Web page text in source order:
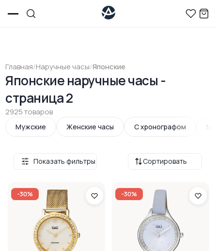
Главная/Наручные часы/Японские
Японские наручные часы -
страница 2
2925 товаров
Мужские Женские часы С хронографом
Сортировать
Показать фильтры
-30% -30%